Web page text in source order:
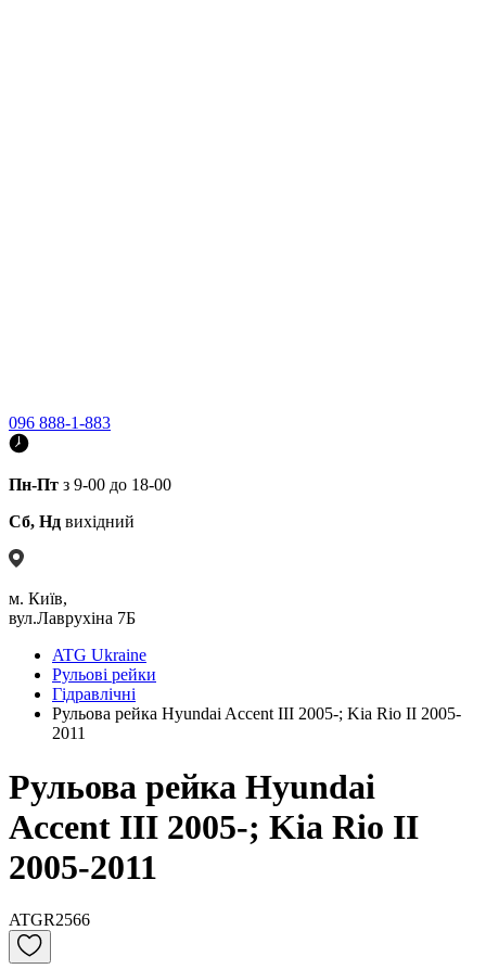
096 888-1-883
Пн-Пт з 9-00 до 18-00
Сб, Нд вихідний
м. Київ,
вул.Лаврухіна 7Б
ATG Ukraine
Рульові рейки
Гідравлічні
Рульова рейка Hyundai Accent III 2005-; Kia Rio II 2005-
2011
Рульова рейка Hyundai
Accent III 2005-; Kia Rio II
2005-2011
ATGR2566